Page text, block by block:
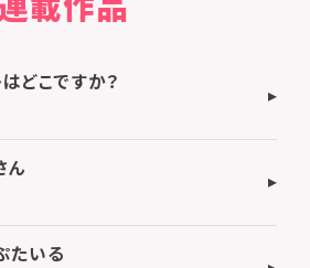
どこですか？
ん
たいる